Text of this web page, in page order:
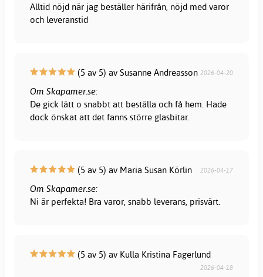
Alltid nöjd när jag beställer härifrån, nöjd med varor
och leveranstid
(5 av 5) av Susanne Andreasson 2026-04-20
Om Skapamer.se:
De gick lätt o snabbt att beställa och få hem. Hade
dock önskat att det fanns större glasbitar.
(5 av 5) av Maria Susan Körlin 2026-04-17
Om Skapamer.se:
Ni är perfekta! Bra varor, snabb leverans, prisvärt.
(5 av 5) av Kulla Kristina Fagerlund
2026-04-18